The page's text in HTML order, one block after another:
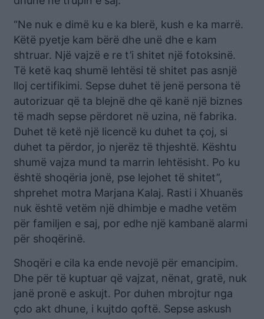
“Ne nuk e dimë ku e ka blerë, kush e ka marrë.
Këtë pyetje kam bërë dhe unë dhe e kam
shtruar. Një vajzë e re t’i shitet një fotoksinë.
Të ketë kaq shumë lehtësi të shitet pas asnjë
lloj certifikimi. Sepse duhet të jenë persona të
autorizuar që ta blejnë dhe që kanë një biznes
të madh sepse përdoret në uzina, në fabrika.
Duhet të ketë një licencë ku duhet ta çoj, si
duhet ta përdor, jo njerëz të thjeshtë. Kështu
shumë vajza mund ta marrin lehtësisht. Po ku
është shoqëria jonë, pse lejohet të shitet”,
shprehet motra Marjana Kalaj. Rasti i Xhuanës
nuk është vetëm një dhimbje e madhe vetëm
për familjen e saj, por edhe një kambanë alarmi
për shoqërinë.
Shoqëri e cila ka ende nevojë për emancipim.
Dhe për të kuptuar që vajzat, nënat, gratë, nuk
janë pronë e askujt. Por duhen mbrojtur nga
çdo akt dhune, i kujtdo qoftë. Sepse askush